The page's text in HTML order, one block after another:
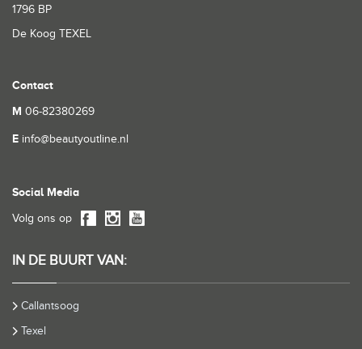
1796 BP
De Koog TEXEL
Contact
M 06-82380269
E info@beautyoutline.nl
Social Media
Volg ons op
IN DE BUURT VAN:
Callantsoog
Texel